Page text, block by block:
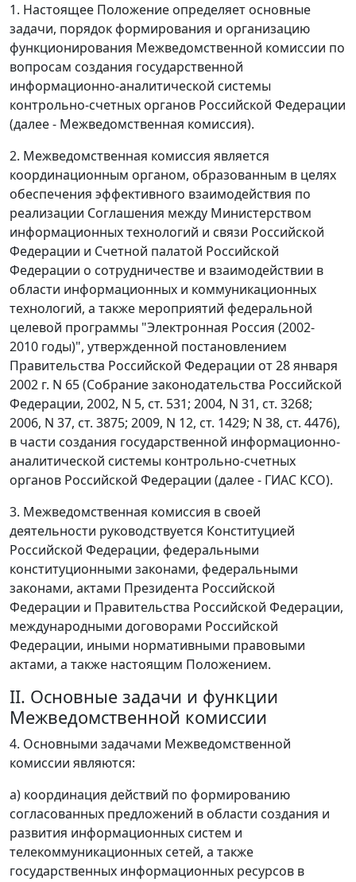
1. Настоящее Положение определяет основные
задачи, порядок формирования и организацию
функционирования Межведомственной комиссии по
вопросам создания государственной
информационно-аналитической системы
контрольно-счетных органов Российской Федерации
(далее - Межведомственная комиссия).
2. Межведомственная комиссия является
координационным органом, образованным в целях
обеспечения эффективного взаимодействия по
реализации Соглашения между Министерством
информационных технологий и связи Российской
Федерации и Счетной палатой Российской
Федерации о сотрудничестве и взаимодействии в
области информационных и коммуникационных
технологий, а также мероприятий федеральной
целевой программы "Электронная Россия (2002-
2010 годы)", утвержденной постановлением
Правительства Российской Федерации от 28 января
2002 г. N 65 (Собрание законодательства Российской
Федерации, 2002, N 5, ст. 531; 2004, N 31, ст. 3268;
2006, N 37, ст. 3875; 2009, N 12, ст. 1429; N 38, ст. 4476),
в части создания государственной информационно-
аналитической системы контрольно-счетных
органов Российской Федерации (далее - ГИАС КСО).
3. Межведомственная комиссия в своей
деятельности руководствуется Конституцией
Российской Федерации, федеральными
конституционными законами, федеральными
законами, актами Президента Российской
Федерации и Правительства Российской Федерации,
международными договорами Российской
Федерации, иными нормативными правовыми
актами, а также настоящим Положением.
II. Основные задачи и функции
Межведомственной комиссии
4. Основными задачами Межведомственной
комиссии являются:
а) координация действий по формированию
согласованных предложений в области создания и
развития информационных систем и
телекоммуникационных сетей, а также
государственных информационных ресурсов в